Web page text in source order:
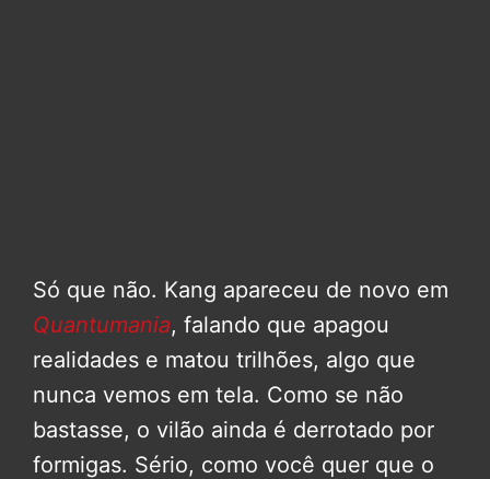
Só que não. Kang apareceu de novo em
Quantumania, falando que apagou
realidades e matou trilhões, algo que
nunca vemos em tela. Como se não
bastasse, o vilão ainda é derrotado por
formigas. Sério, como você quer que o